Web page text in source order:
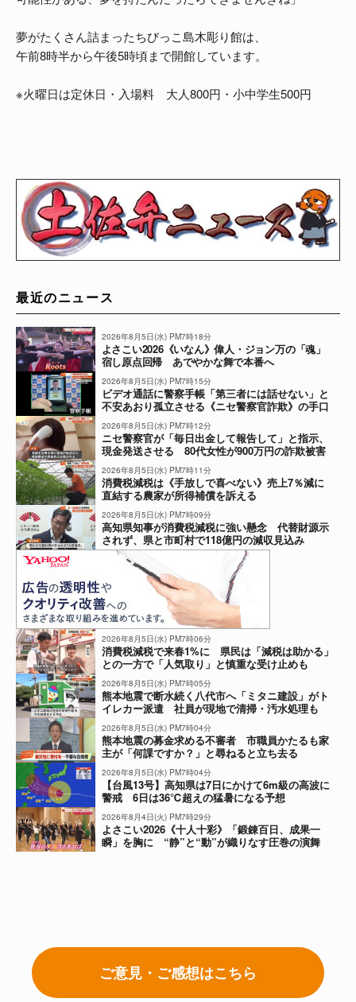
夢がたくさん詰まったちびっこ島木彫り館は、
午前8時半から午後5時頃まで開館しています。
※火曜日は定休日・入場料 大人800円・小中学生500円
最近のニュース
2026年8月5日(水) PM7時18分
よさこい2026《いなん》偉人・ジョン万の「魂」
宿し原点回帰 あでやかな舞で本番へ
2026年8月5日(水) PM7時15分
ビデオ通話に警察手帳「第三者には話せない」と
不安あおり孤立させる《ニセ警察官詐欺》の手口
2026年8月5日(水) PM7時12分
ニセ警察官が「毎日出金して報告して」と指示、
現金発送させる 80代女性が900万円の詐欺被害
2026年8月5日(水) PM7時11分
消費税減税は《手放しで喜べない》売上7％減に
直結する農家が所得補償を訴える
2026年8月5日(水) PM7時09分
高知県知事が消費税減税に強い懸念 代替財源示
されず、県と市町村で118億円の減収見込み
2026年8月5日(水) PM7時06分
消費税減税で来春1%に 県民は「減税は助かる」
との一方で「人気取り」と慎重な受け止めも
2026年8月5日(水) PM7時05分
熊本地震で断水続く八代市へ「ミタニ建設」がト
イレカー派遣 社員が現地で清掃・汚水処理も
2026年8月5日(水) PM7時04分
熊本地震の募金求める不審者 市職員かたるも家
主が「何課ですか？」と尋ねると立ち去る
2026年8月5日(水) PM7時04分
【台風13号】高知県は7日にかけて6m級の高波に
警戒 6日は36℃超えの猛暑になる予想
2026年8月4日(火) PM7時29分
よさこい2026《十人十彩》「鍛錬百日、成果一
瞬」を胸に “静”と“動”が織りなす圧巻の演舞
ご意見・ご感想はこちら